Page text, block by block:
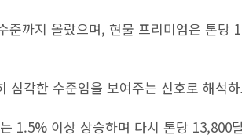
준까지 올랐으며, 현물 프리미엄은 톤당
심각한 수준임을 보여주는 신호로 해석
1.5% 이상 상승하며 다시 톤당 13,800